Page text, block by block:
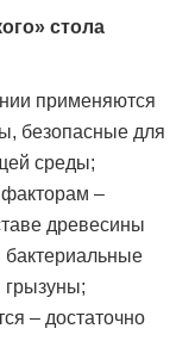
стола
применяются
безопасные для
среды;
факторам –
древесины
– достаточно